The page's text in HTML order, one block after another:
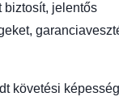
biztosít, jelentős
követési